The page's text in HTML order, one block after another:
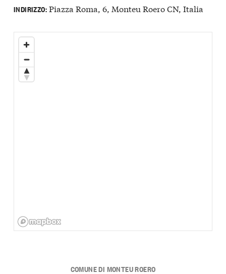
INDIRIZZO:Piazza Roma, 6, Monteu Roero CN, Italia
COMUNE DI MONTEU ROERO